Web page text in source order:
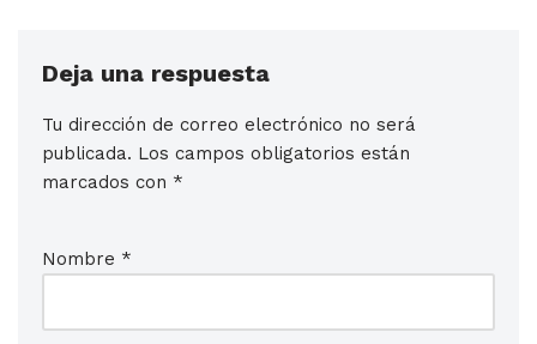
Deja una respuesta
Tu dirección de correo electrónico no será
publicada. Los campos obligatorios están
marcados con *
Nombre *